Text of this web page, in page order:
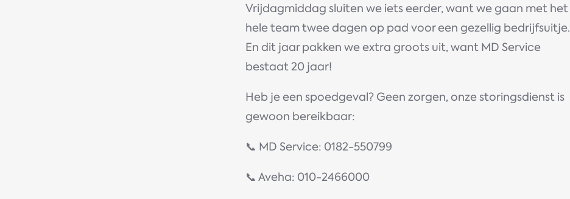
Vrijdagmiddag sluiten we iets eerder, want we gaan met het
hele team twee dagen op pad voor een gezellig bedrijfsuitje.
En dit jaar pakken we extra groots uit, want MD Service
bestaat 20 jaar!
Heb je een spoedgeval? Geen zorgen, onze storingsdienst is
gewoon bereikbaar:
📞 MD Service: 0182-550799
📞 Aveha: 010-2466000